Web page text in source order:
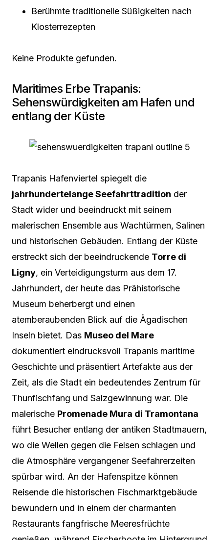
Berühmte traditionelle Süßigkeiten nach
Klosterrezepten
Keine Produkte gefunden.
Maritimes Erbe Trapanis:
Sehenswürdigkeiten am Hafen und
entlang der Küste
Trapanis Hafenviertel spiegelt die
jahrhundertelange Seefahrttradition der
Stadt wider und beeindruckt mit seinem
malerischen Ensemble aus Wachtürmen, Salinen
und historischen Gebäuden. Entlang der Küste
erstreckt sich der beeindruckende Torre di
Ligny, ein Verteidigungsturm aus dem 17.
Jahrhundert, der heute das Prähistorische
Museum beherbergt und einen
atemberaubenden Blick auf die Ägadischen
Inseln bietet. Das Museo del Mare
dokumentiert eindrucksvoll Trapanis maritime
Geschichte und präsentiert Artefakte aus der
Zeit, als die Stadt ein bedeutendes Zentrum für
Thunfischfang und Salzgewinnung war. Die
malerische Promenade Mura di Tramontana
führt Besucher entlang der antiken Stadtmauern,
wo die Wellen gegen die Felsen schlagen und
die Atmosphäre vergangener Seefahrerzeiten
spürbar wird. An der Hafenspitze können
Reisende die historischen Fischmarktgebäude
bewundern und in einem der charmanten
Restaurants fangfrische Meeresfrüchte